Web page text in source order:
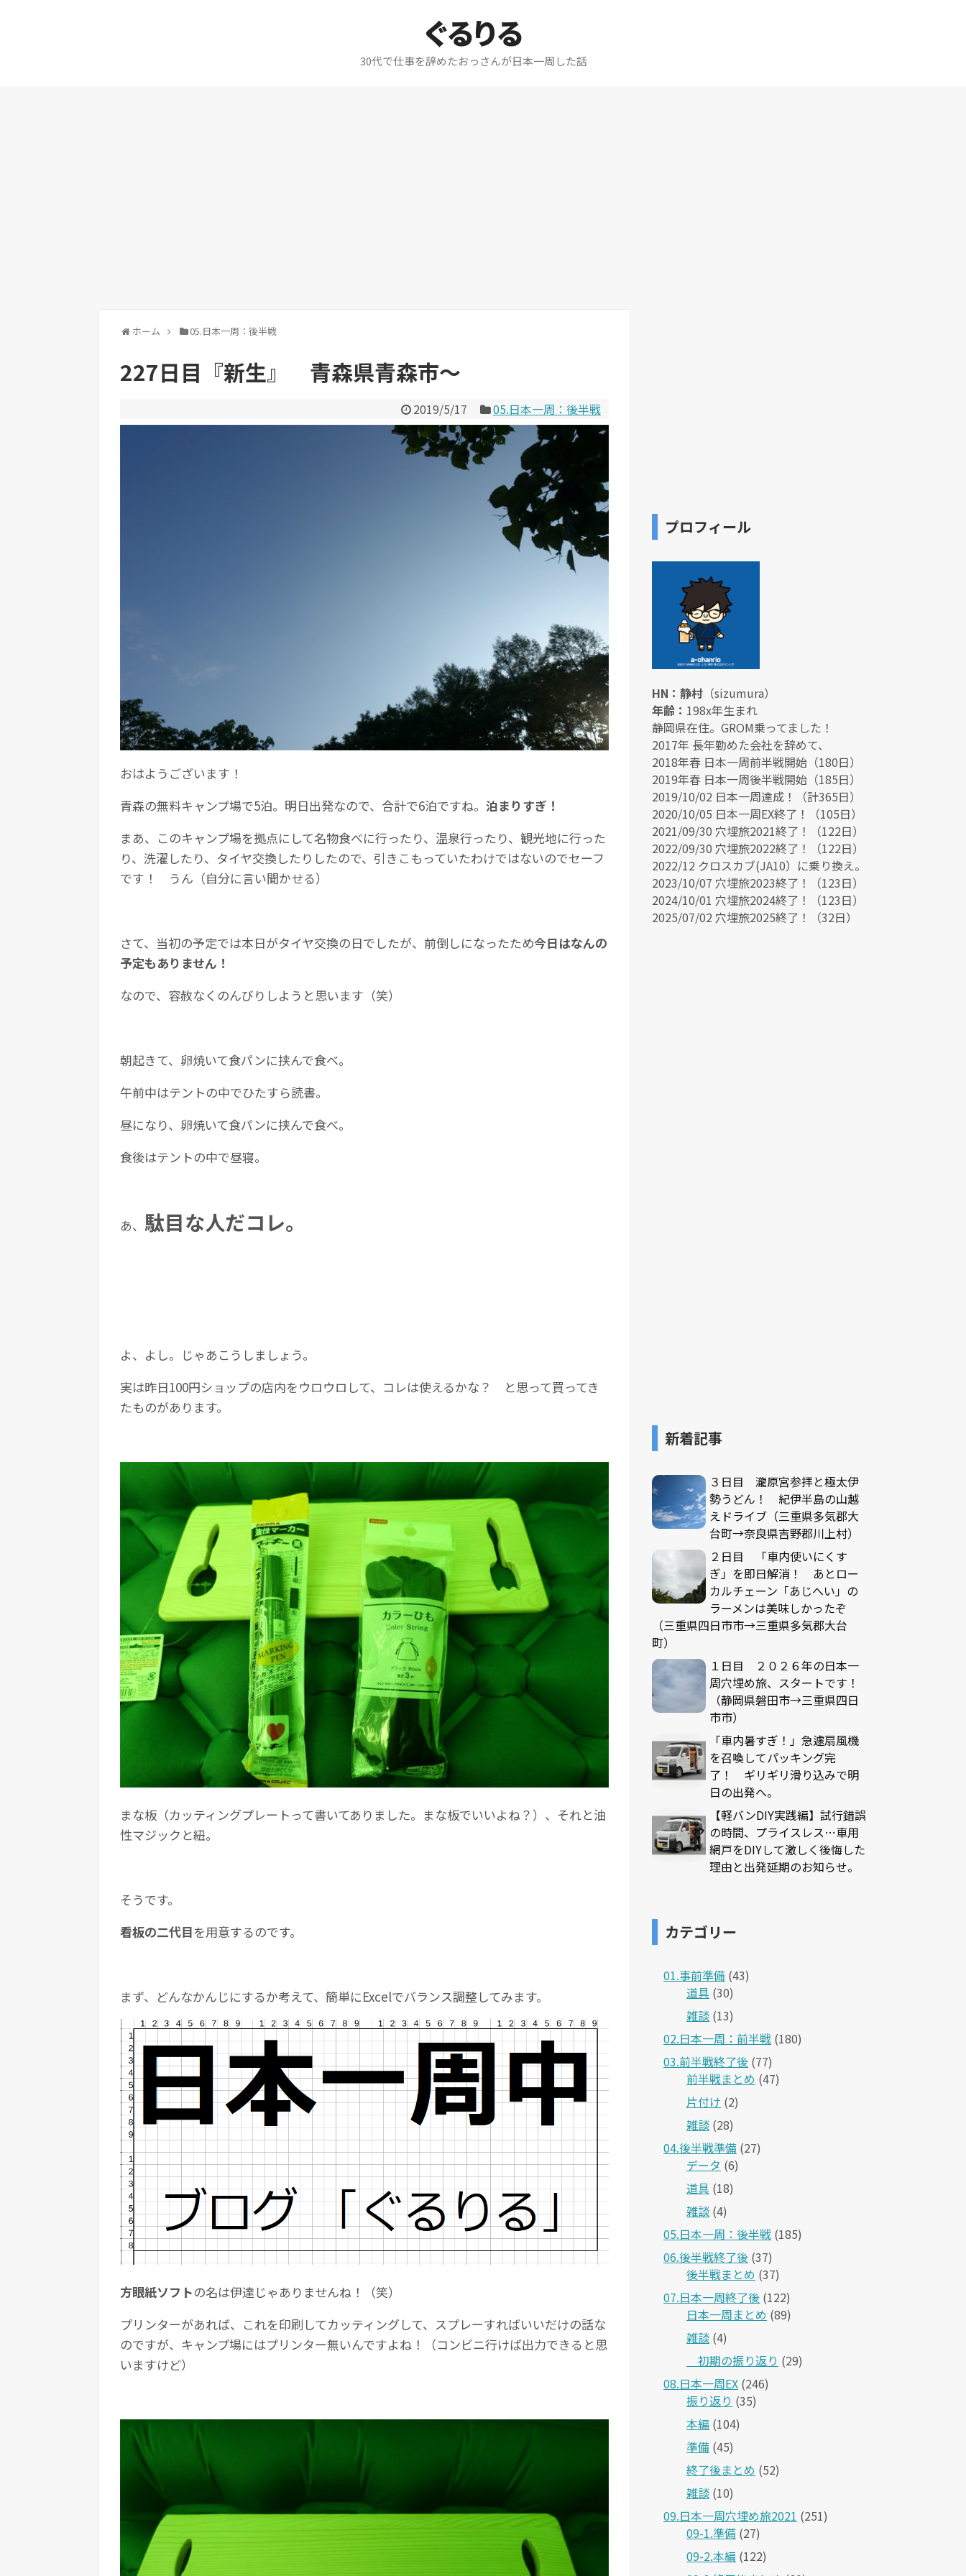
ぐるりる
30代で仕事を辞めたおっさんが日本一周した話
ホーム 05.日本一周：後半戦
227日目『新生』 青森県青森市～
2019/5/17 05.日本一周：後半戦
おはようございます！
青森の無料キャンプ場で5泊。明日出発なので、合計で6泊ですね。 泊まりすぎ！
まあ、このキャンプ場を拠点にして名物食べに行ったり、温泉行ったり、観光地に行った
り、洗濯したり、タイヤ交換したりしたので、引きこもっていたわけではないのでセーフ
です！ うん（自分に言い聞かせる）
さて、当初の予定では本日がタイヤ交換の日でしたが、前倒しになったため今日はなんの
予定もありません！
なので、容赦なくのんびりしようと思います（笑）
朝起きて、卵焼いて食パンに挟んで食べ。
午前中はテントの中でひたすら読書。
昼になり、卵焼いて食パンに挟んで食べ。
食後はテントの中で昼寝。
あ、 駄目な人だコレ。
よ、よし。じゃあこうしましょう。
実は昨日100円ショップの店内をウロウロして、コレは使えるかな？ と思って買ってき
たものがあります。
まな板（カッティングプレートって書いてありました。まな板でいいよね？）、それと油
性マジックと紐。
そうです。
看板の二代目を用意するのです。
まず、どんなかんじにするか考えて、簡単にExcelでバランス調整してみます。
方眼紙ソフトの名は伊達じゃありませんね！（笑）
プリンターがあれば、これを印刷してカッティングして、スプレーすればいいだけの話な
のですが、キャンプ場にはプリンター無いんですよね！（コンビニ行けば出力できると思
いますけど）
プロフィール
HN：静村 （sizumura）
年齢： 198x年生まれ
静岡県在住。GROM乗ってました！
2017年 長年勤めた会社を辞めて、
2018年春 日本一周前半戦開始（180日）
2019年春 日本一周後半戦開始（185日）
2019/10/02 日本一周達成！（計365日）
2020/10/05 日本一周EX終了！（105日）
2021/09/30 穴埋旅2021終了！（122日）
2022/09/30 穴埋旅2022終了！（122日）
2022/12 クロスカブ(JA10）に乗り換え。
2023/10/07 穴埋旅2023終了！（123日）
2024/10/01 穴埋旅2024終了！（123日）
2025/07/02 穴埋旅2025終了！（32日）
新着記事
３日目 瀧原宮参拝と極太伊
勢うどん！ 紀伊半島の山越
えドライブ（三重県多気郡大
台町→奈良県吉野郡川上村）
２日目 「車内使いにくす
ぎ」を即日解消！ あとロー
カルチェーン「あじへい」の
ラーメンは美味しかったぞ
（三重県四日市市→三重県多気郡大台
町）
１日目 ２０２６年の日本一
周穴埋め旅、スタートです！
（静岡県磐田市→三重県四日
市市）
「車内暑すぎ！」急遽扇風機
を召喚してパッキング完
了！ ギリギリ滑り込みで明
日の出発へ。
【軽バンDIY実践編】試行錯誤
の時間、プライスレス…車用
網戸をDIYして激しく後悔した
理由と出発延期のお知らせ。
カテゴリー
01.事前準備 (43)
道具 (30)
雑談 (13)
02.日本一周：前半戦 (180)
03.前半戦終了後 (77)
前半戦まとめ (47)
片付け (2)
雑談 (28)
04.後半戦準備 (27)
データ (6)
道具 (18)
雑談 (4)
05.日本一周：後半戦 (185)
06.後半戦終了後 (37)
後半戦まとめ (37)
07.日本一周終了後 (122)
日本一周まとめ (89)
雑談 (4)
＿初期の振り返り (29)
08.日本一周EX (246)
振り返り (35)
本編 (104)
準備 (45)
終了後まとめ (52)
雑談 (10)
09.日本一周穴埋め旅2021 (251)
09-1.準備 (27)
09-2.本編 (122)